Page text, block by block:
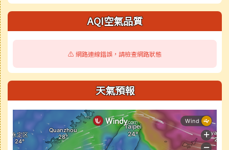
AQI空氣品質
⚠️ 網路連線錯誤，請檢查網路狀態
天氣預報